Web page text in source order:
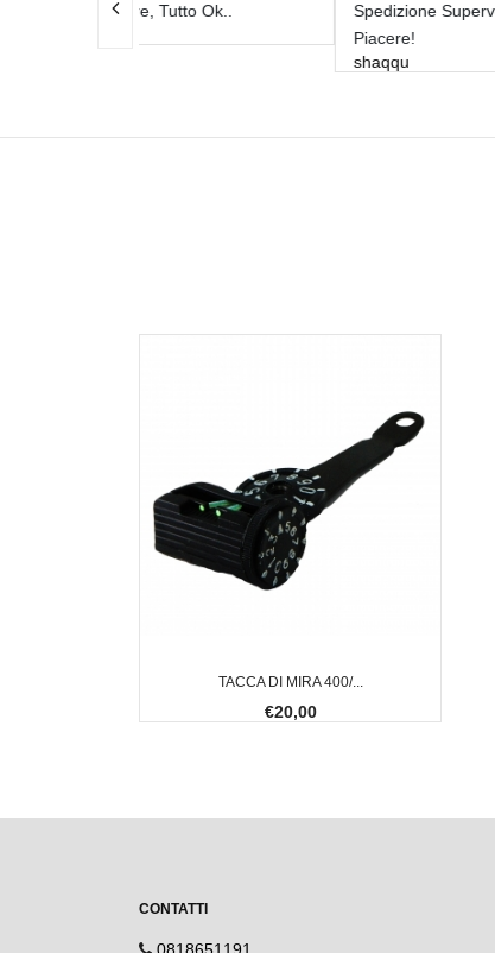
Spedizione Superveloce! Un Gran
TACCA DI MIRA 400/...
€20,00
CONTATTI